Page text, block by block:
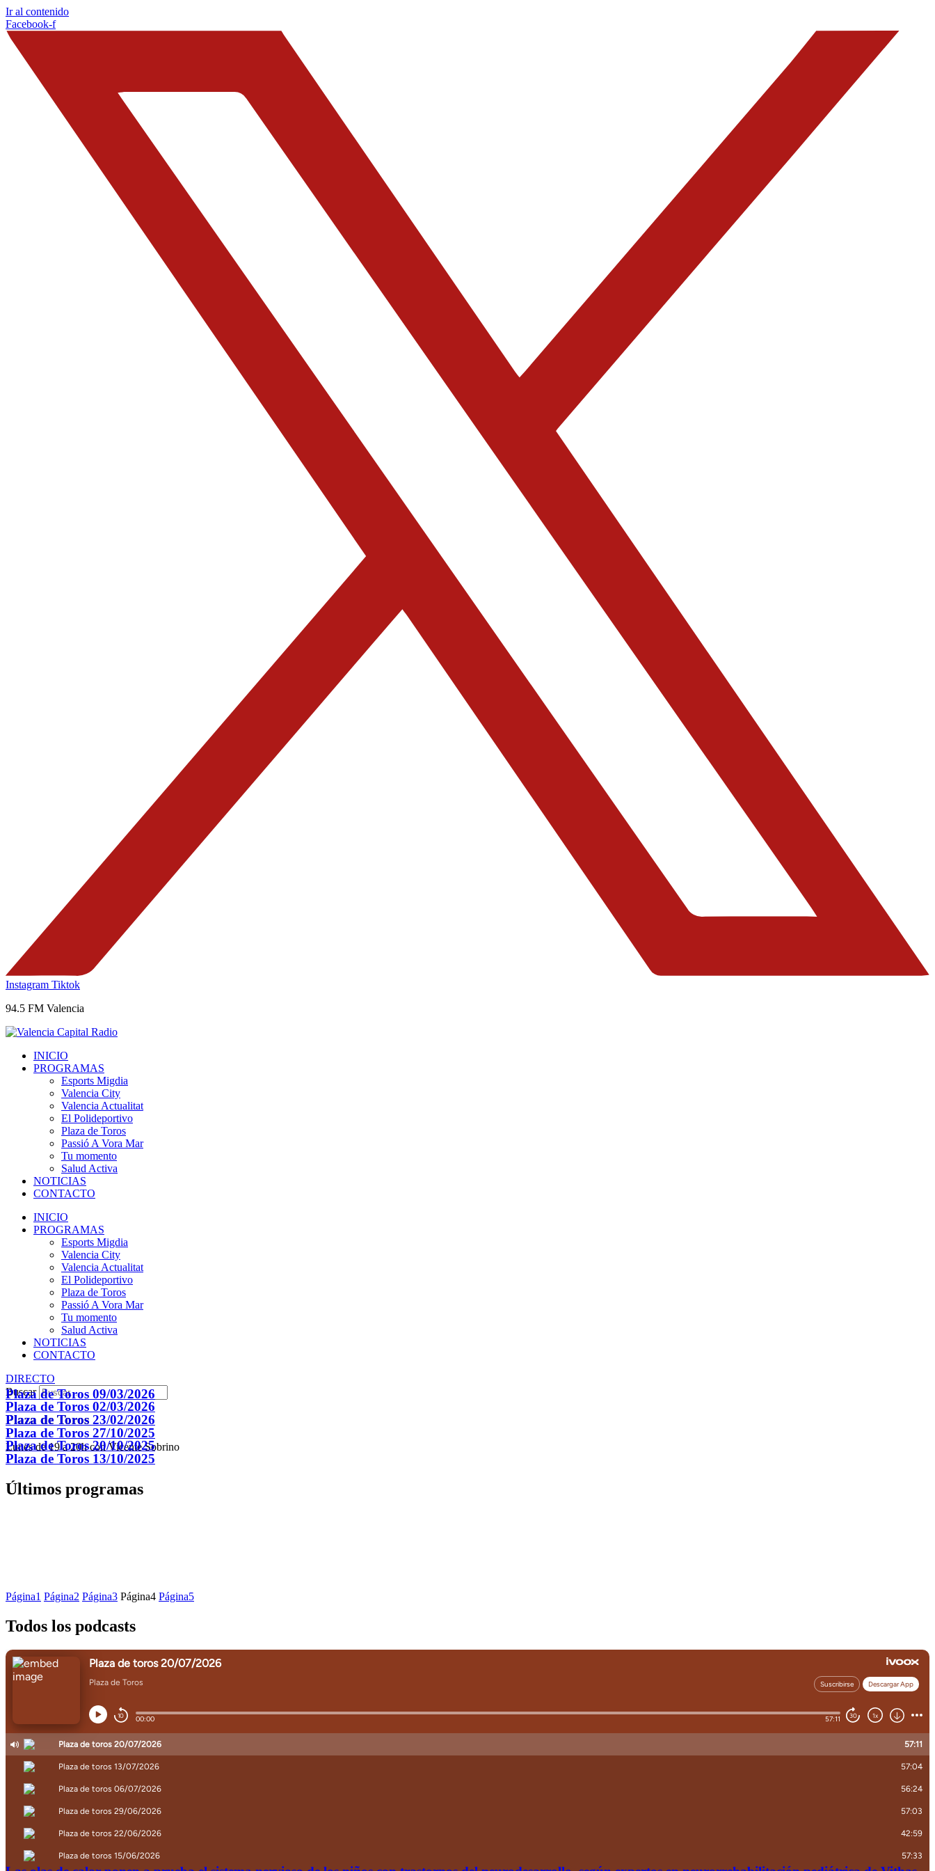
Ir al contenido
Facebook-f
Instagram Tiktok
94.5 FM Valencia
INICIO
PROGRAMAS
Esports Migdia
Valencia City
Valencia Actualitat
El Polideportivo
Plaza de Toros
Passió A Vora Mar
Tu momento
Salud Activa
NOTICIAS
CONTACTO
INICIO
PROGRAMAS
Esports Migdia
Valencia City
Valencia Actualitat
El Polideportivo
Plaza de Toros
Passió A Vora Mar
Tu momento
Salud Activa
NOTICIAS
CONTACTO
DIRECTO
Buscar
Plaza de Toros
Lunes de 19 a 20h con Vicente Sobrino
Últimos programas
Plaza de Toros 09/03/2026
Plaza de Toros 02/03/2026
Plaza de Toros 23/02/2026
Plaza de Toros 27/10/2025
Plaza de Toros 20/10/2025
Plaza de Toros 13/10/2025
Página1 Página2 Página3 Página4 Página5
Todos los podcasts